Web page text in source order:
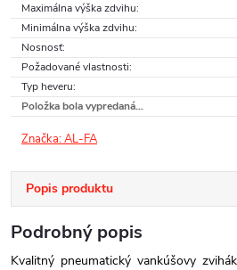
Maximálna výška zdvihu:
Minimálna výška zdvihu:
Nosnosť:
Požadované vlastnosti:
Typ heveru:
Položka bola vypredaná…
Značka:AL-FA
Popis produktu
Podrobný popis
Kvalitný pneumatický vankúšovy